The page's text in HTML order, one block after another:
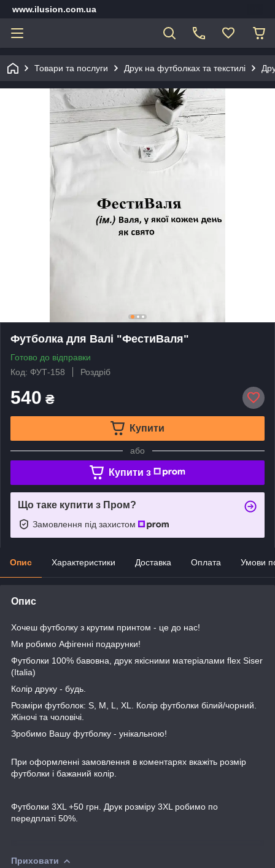
www.ilusion.com.ua
Товари та послуги Друк на футболках та текстилі
Футболка для Валі "ФестиВаля"
Готово до відправки
Код: ФУТ-158
Роздріб
540 ₴
Купити
або
Купити з
Що таке купити з Пром?
Замовлення під захистом
Опис Характеристики Доставка Оплата Умови
Опис
Хочеш футболку з крутим принтом - це до нас!
Ми робимо Афігенні подарунки!
Футболки 100% бавовна, друк якісними матеріалами flex Siser
(Italia)
Колір друку - будь.
Розміри футболок: S, M, L, XL. Колір футболки білий/чорний.
Жіночі та чоловічі.
Зробимо Вашу футболку - унікальною!
При оформленні замовлення в коментарях вкажіть розмір
футболки і бажаний колір.
Футболки 3XL +50 грн. Друк розміру 3XL робимо по
передплаті 50%.
Приховати